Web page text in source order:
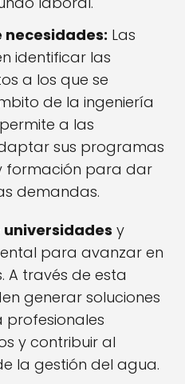
Las
identificar las
a los que se
de la ingeniería
a las
sus programas
formación para dar
demandas.
universidades y
para avanzar en
A través de esta
generar soluciones
y contribuir al
la gestión del agua.